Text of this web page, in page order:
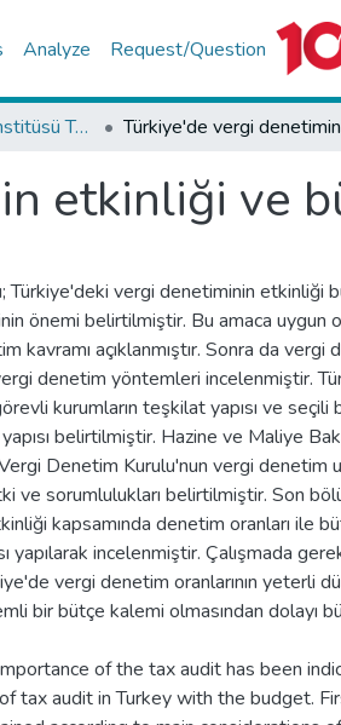
Analyze Request/Question
Sosyal Bilimler Enstitüsü Tez Koleksiyonu
etkinliği ve
Türkiye'deki vergi denetiminin etkinliği
önemi belirtilmiştir. Bu amaca uygun
kavramı açıklanmıştır. Sonra da vergi
denetim yöntemleri incelenmiştir.
kurumların teşkilat yapısı ve seçili
belirtilmiştir. Hazine ve Maliye
Vergi Denetim Kurulu'nun vergi denetim
ve sorumlulukları belirtilmiştir. Son
kapsamında denetim oranları ile
yapılarak incelenmiştir. Çalışmada
vergi denetim oranlarının yeterli
bir bütçe kalemi olmasından dolayı
of the tax audit has been
tax audit in Turkey with the budget.